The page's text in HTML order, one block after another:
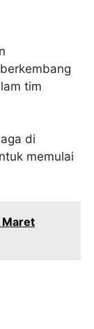
tim
di
memulai
Maret